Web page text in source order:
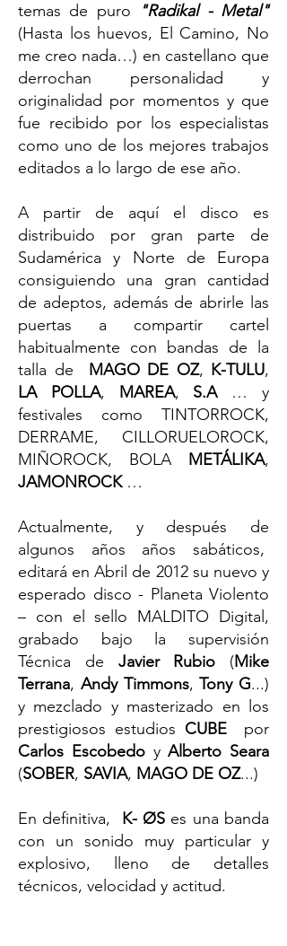
temas de puro
"Radikal - Metal"
(Hasta los huevos, El Camino, No
me creo nada…) en castellano que
derrochan personalidad y
originalidad por momentos y que
fue recibido por los especialistas
como uno de los mejores trabajos
editados a lo largo de ese año.
A partir de aquí el disco es
distribuido por gran parte de
Sudamérica y Norte de Europa
consiguiendo una gran cantidad
de adeptos, además de abrirle las
puertas a compartir cartel
habitualmente con bandas de la
talla de MAGO DE OZ, K-TULU,
LA POLLA, MAREA, S.A … y
festivales como TINTORROCK,
DERRAME, CILLORUELOROCK,
MIÑOROCK, BOLA METÁLIKA,
JAMONROCK…
Actualmente, y después de
algunos años años sabáticos,
editará en Abril de 2012 su nuevo y
esperado disco - Planeta Violento
– con el sello MALDITO Digital,
grabado bajo la supervisión
Técnica de Javier Rubio (Mike
Terrana, Andy Timmons,Tony G...)
y mezclado y masterizado en los
prestigiosos estudios CUBEpor
Carlos EscobedoyAlberto Seara
(SOBER, SAVIA, MAGO DE OZ...)
En definitiva, K- ØS es una banda
con un sonido muy particular y
explosivo, lleno de detalles
técnicos, velocidad y actitud.